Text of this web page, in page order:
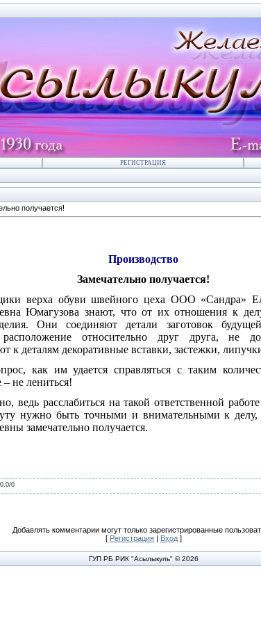
РЕГИСТРАЦИЯ
получается!
Производство
Замечательно получается!
верха обуви швейного цеха ООО «Сандра»
Юмагузова знают, что от их отношения к
Они соединяют детали заготовок
расположение относительно друг друга, не
к деталям декоративные вставки, застежки,
как им удается справляться с таким
– не лениться!
ведь расслабиться на такой ответственной
нужно быть точными и внимательными к делу,
замечательно получается.
0.0/0
Добавлять комментарии могут только зарегистрированные
[ Регистрация | Вход ]
ГУП РБ РИК "Асылыкуль" © 2026